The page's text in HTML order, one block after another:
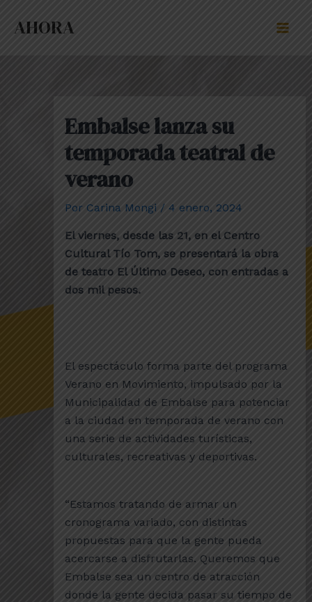
AHORA
Embalse lanza su
temporada teatral de
verano
Por Carina Mongi / 4 enero, 2024
El viernes, desde las 21, en el Centro
Cultural Tío Tom, se presentará la obra
de teatro El Último Deseo, con entradas a
dos mil pesos.
El espectáculo forma parte del programa
Verano en Movimiento, impulsado por la
Municipalidad de Embalse para potenciar
a la ciudad en temporada de verano con
una serie de actividades turísticas,
culturales, recreativas y deportivas.
“Estamos tratando de armar un
cronograma variado, con distintas
propuestas para que la gente pueda
acercarse a disfrutarlas. Queremos que
Embalse sea un centro de atracción
donde la gente decida pasar su tiempo de
navigation